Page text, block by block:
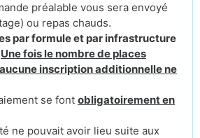
préalable vous sera envoyé
ou repas chauds.
par formule et par infrastructure
Une fois le nombre de places
inscription additionnelle ne
se font obligatoirement en
ne pouvait avoir lieu suite aux